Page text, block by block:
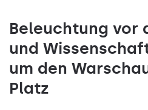
Beleuchtung vor
und
um den
Platz